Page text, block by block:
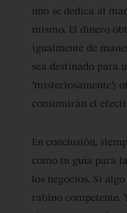
uno se dedica al
mismo. El dinero
igualmente de
sea destinado para
‘misteriosamente’;
consumirán el
En conclusión,
como tu guía para
los negocios. Si
rabino competente.